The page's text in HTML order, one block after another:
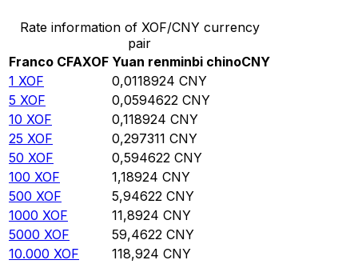
Rate information of XOF/CNY currency
pair
Franco CFAXOF Yuan renminbi chinoCNY
1 XOF 0,0118924 CNY
5 XOF 0,0594622 CNY
10 XOF 0,118924 CNY
25 XOF 0,297311 CNY
50 XOF 0,594622 CNY
100 XOF 1,18924 CNY
500 XOF 5,94622 CNY
1000 XOF 11,8924 CNY
5000 XOF 59,4622 CNY
10.000 XOF 118,924 CNY